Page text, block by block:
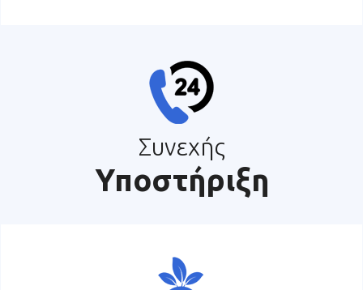
Συνεχής
Υποστήριξη